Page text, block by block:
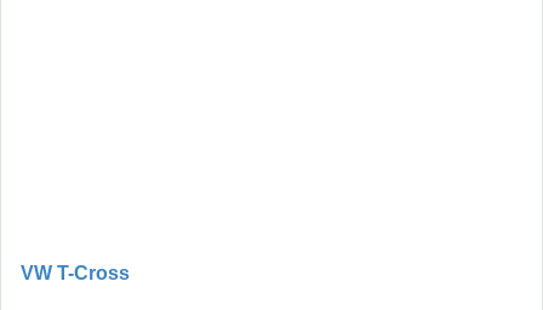
VW T-Cross